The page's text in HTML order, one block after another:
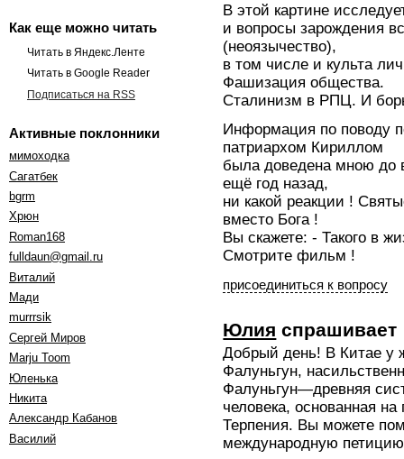
Как еще можно читать
Читать в Яндекс.Ленте
Читать в Google Reader
Подписаться на RSS
Активные поклонники
мимоходка
Cагатбек
bgrm
Хрюн
Roman168
fulldaun@gmail.ru
Виталий
Мади
murrrsik
Сергей Миров
Marju Toom
Юленька
Никита
Александр Кабанов
Василий
В этой картине
и вопросы зарождения
(неоязычество),
в том числе и культа
Фашизация общества.
Сталинизм в РПЦ. И
Информация по
патриархом Кириллом
была доведена мною до
ещё год назад,
ни какой реакции !
вместо Бога !
Вы скажете: - Такого в
Смотрите фильм !
присоединиться к вопросу
Юлия спрашивает
Добрый день! В Китае у
Фалуньгун,
Фалуньгун—древняя
человека, основанная
Терпения. Вы можете
международную